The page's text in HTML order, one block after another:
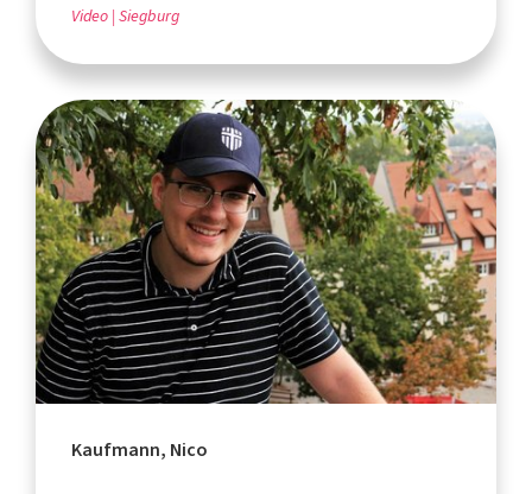
Video Siegburg
Kaufmann, Nico